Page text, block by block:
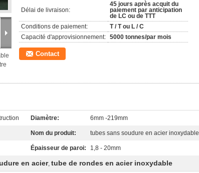
Délai de livraison:
45 jours après acquit du
paiement par anticipation
de LC ou de TTT
Conditions de paiement:
T / T ou L / C
Capacité d'approvisionnement: 5000 tonnes/par mois
Contact
Diamètre: 6mm -219mm
Nom du produit: tubes sans soudure en acier inoxydable
Épaisseur de paroi: 1,8 - 20mm
en acier, tube de rondes en acier inoxydable